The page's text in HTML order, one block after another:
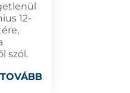
12-
szól.
TOVÁBB